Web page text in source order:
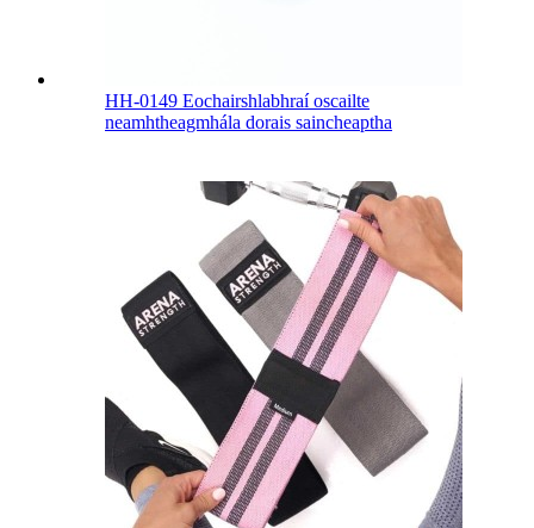
HH-0149 Eochairshlabhraí oscailte
neamhtheagmhála dorais saincheaptha